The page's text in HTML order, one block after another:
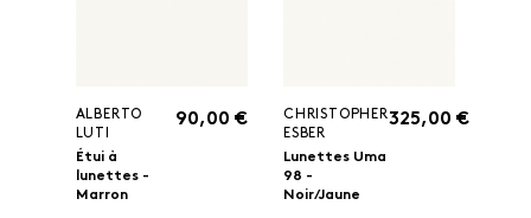
ALBERTO
LUTI
Étui à
lunettes -
Marron
90,00 €
CHRISTOPHER
ESBER
Lunettes Uma
98 -
Noir/Jaune
325,00 €